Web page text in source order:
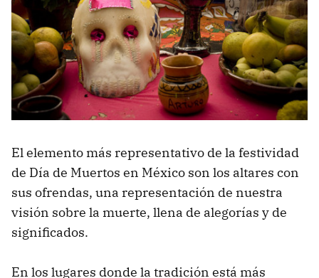
El elemento más representativo de la festividad
de Día de Muertos en México son los altares con
sus ofrendas, una representación de nuestra
visión sobre la muerte, llena de alegorías y de
significados.
En los lugares donde la tradición está más